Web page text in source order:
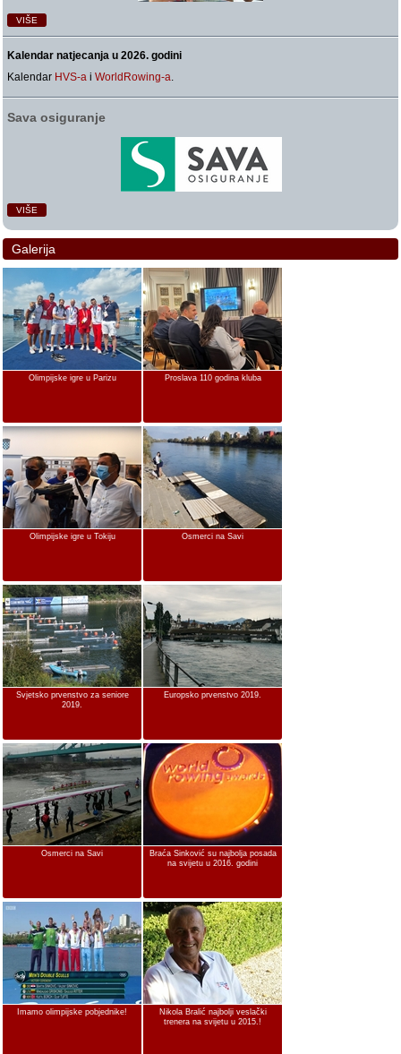
VIŠE
Kalendar natjecanja u 2026. godini
Kalendar HVS-a iWorldRowing-a.
Sava osiguranje
VIŠE
Galerija
Olimpijske igre u Parizu Proslava 110 godina kluba
Olimpijske igre u Tokiju Osmerci na Savi
Svjetsko prvenstvo za seniore
2019.
Europsko prvenstvo 2019.
Osmerci na Savi
Braća Sinković su najbolja posada
na svijetu u 2016. godini
Imamo olimpijske pobjednike!
Nikola Bralić najbolji veslački
trenera na svijetu u 2015.!